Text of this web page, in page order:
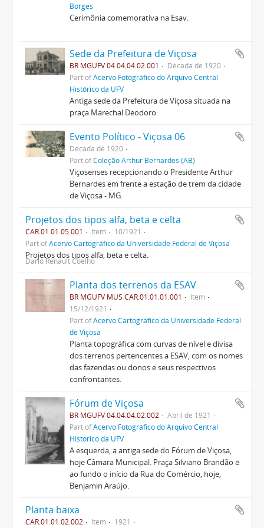
Borges
Cerimônia comemorativa na Esav.
Sede da Prefeitura de Viçosa
BR MGUFV 04.04.04.02.001
Década de 1920
Part ofAcervo Fotográfico do Arquivo Central
Histórico da UFV
Antiga sede da Prefeitura de Viçosa situada na
praça Marechal Deodoro.
Evento Político - Viçosa 06
Década de 1920
Part ofColeção Arthur Bernardes (AB)
Viçosenses recepcionando o Presidente Arthur
Bernardes em frente a estação de trem da cidade
de Viçosa - MG.
Projetos dos tipos alfa, beta e celta
CAR.01.01.05.001 Item
10/1921
Part ofAcervo Cartográfico da Universidade Federal de Viçosa
Projetos dos tipos alfa, beta e celta.
Dario Renault Coelho
Planta dos terrenos da ESAV
BR MGUFV MUS CAR.01.01.01.001
Item
15/12/1921
Part ofAcervo Cartográfico da Universidade Federal
de Viçosa
Planta topográfica com curvas de nível e divisa
dos terrenos pertencentes a ESAV, com os nomes
das fazendas ou donos e seus respectivos
confrontantes.
Fórum de Viçosa
BR MGUFV 04.04.04.02.002
Abril de 1921
Part ofAcervo Fotográfico do Arquivo Central
Histórico da UFV
A esquerda, a antiga sede do Fórum de Viçosa,
hoje Câmara Municipal. Praça Silviano Brandão e
ao fundo o início da Rua do Comércio, hoje,
Benjamin Araújo.
Planta baixa
CAR.01.01.02.002 Item 1921